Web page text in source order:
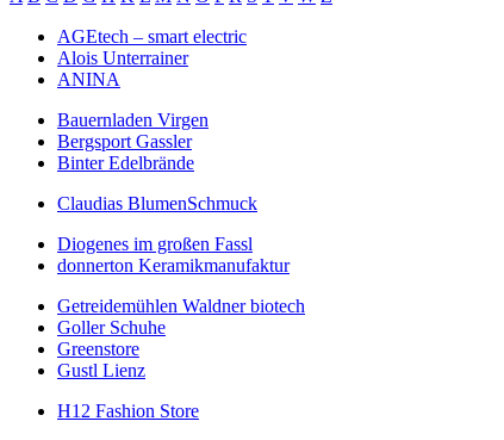
AGEtech – smart electric
Alois Unterrainer
ANINA
Bauernladen Virgen
Bergsport Gassler
Binter Edelbrände
Claudias BlumenSchmuck
Diogenes im großen Fassl
donnerton Keramikmanufaktur
Getreidemühlen Waldner biotech
Goller Schuhe
Greenstore
Gustl Lienz
H12 Fashion Store